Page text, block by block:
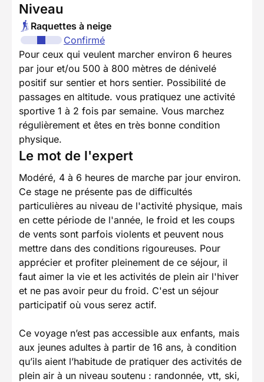
Niveau
Raquettes à neige
Confirmé
Pour ceux qui veulent marcher environ 6 heures
par jour et/ou 500 à 800 mètres de dénivelé
positif sur sentier et hors sentier. Possibilité de
passages en altitude. vous pratiquez une activité
sportive 1 à 2 fois par semaine. Vous marchez
régulièrement et êtes en très bonne condition
physique.
Le mot de l'expert
Modéré, 4 à 6 heures de marche par jour environ.
Ce stage ne présente pas de difficultés
particulières au niveau de l'activité physique, mais
en cette période de l'année, le froid et les coups
de vents sont parfois violents et peuvent nous
mettre dans des conditions rigoureuses. Pour
apprécier et profiter pleinement de ce séjour, il
faut aimer la vie et les activités de plein air l'hiver
et ne pas avoir peur du froid. C'est un séjour
participatif où vous serez actif.
Ce voyage n’est pas accessible aux enfants, mais
aux jeunes adultes à partir de 16 ans, à condition
qu’ils aient l’habitude de pratiquer des activités de
plein air à un niveau soutenu : randonnée, vtt, ski,